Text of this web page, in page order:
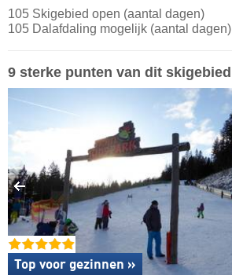
105 Skigebied open (aantal dagen)
105 Dalafdaling mogelijk (aantal dagen)
9 sterke punten van dit skigebied
Top voor gezinnen »